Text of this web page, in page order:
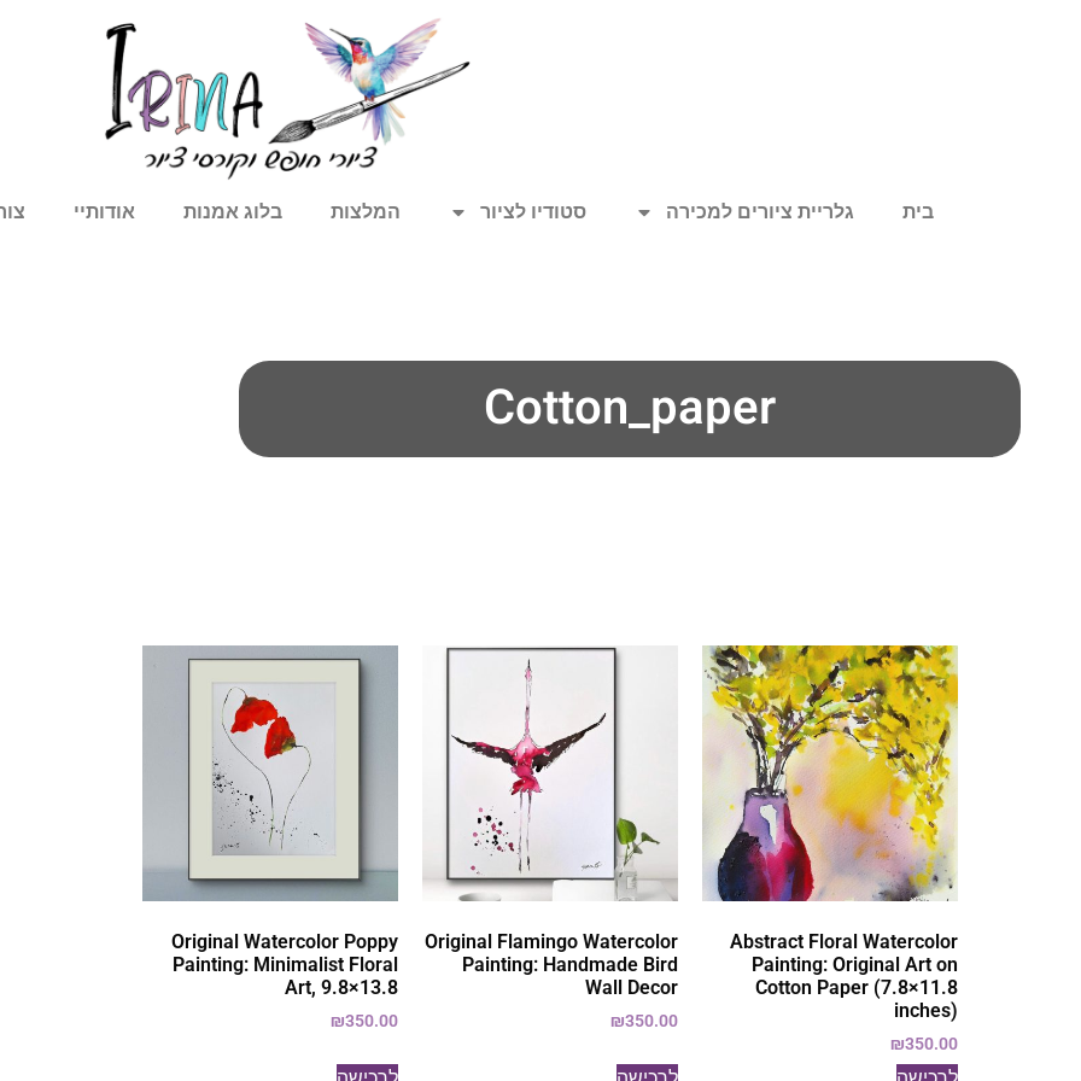
בית גלריית ציורים למכירה סטודיו לציור המלצות בלוג אמנות אודותיי
Cotton_paper
Abstract Floral Watercolor
Painting: Original Art on
Cotton Paper (7.8×11.8
inches)
₪350.00
Original Flamingo Watercolor
Painting: Handmade Bird
Wall Decor
₪350.00
Original Watercolor Poppy
Painting: Minimalist Floral
Art, 9.8×13.8
₪350.00